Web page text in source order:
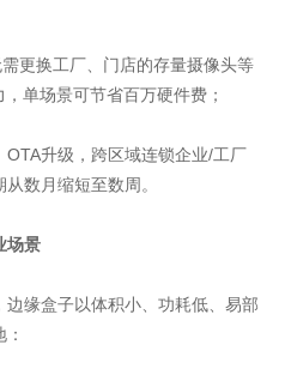
更换工厂、门店的存量摄像头等
单场景可节省百万硬件费；
升级，跨区域连锁企业/工厂
数月缩短至数周。
场景
缘盒子以体积小、功耗低、易部